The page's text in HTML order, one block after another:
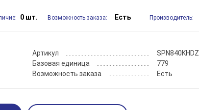
0 шт. Возможность заказа: Есть Производитель:
Артикул
SPN840KHDZ
Базовая единица
779
Возможность заказа
Есть